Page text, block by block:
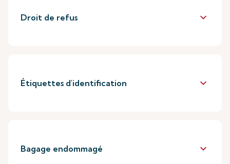
Droit de refus keyboard_arrow_down
Étiquettes d'identification keyboard_arrow_down
Bagage endommagé keyboard_arrow_down